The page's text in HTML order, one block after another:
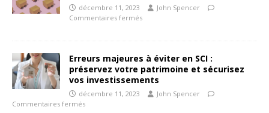
décembre 11, 2023
John Spencer
Commentaires fermés
Erreurs majeures à éviter en SCI :
préservez votre patrimoine et sécurisez
vos investissements
décembre 11, 2023
John Spencer
Commentaires fermés